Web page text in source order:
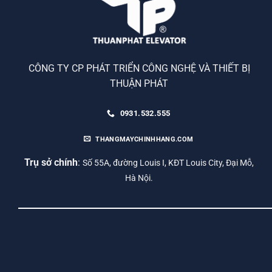
CÔNG TY CP PHÁT TRIỂN CÔNG NGHỆ VÀ THIẾT BỊ
THUẬN PHÁT
0931.532.555
THANGMAYCHINHHANG.COM
Trụ sở chính: Số 55A, đường Louis I, KĐT Louis City, Đại Mỗ,
Hà Nội.